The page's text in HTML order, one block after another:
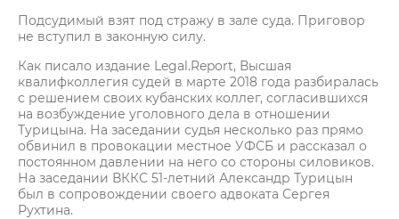
Подсудимый взят под стражу в зале суда. Приговор
не вступил в законную силу.
Как писало издание Legal.Report, Высшая
квалифколлегия судей в марте 2018 года разбиралась
с решением своих кубанских коллег, согласившихся
на возбуждение уголовного дела в отношении
Турицына. На заседании судья несколько раз прямо
обвинил в провокации местное УФСБ и рассказал о
постоянном давлении на него со стороны силовиков.
На заседании ВККС 51-летний Александр Турицын
был в сопровождении своего адвоката Сергея
Рухтина.